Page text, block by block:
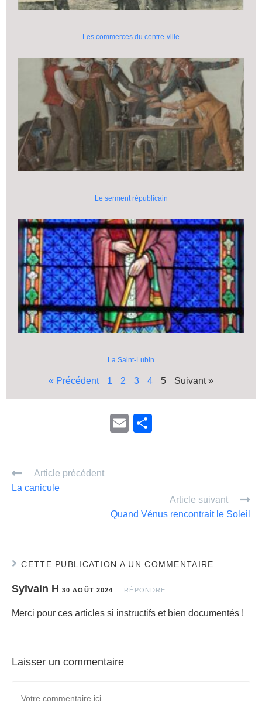
Les commerces du centre-ville
Le serment républicain
La Saint-Lubin
« Précédent 1 2 3 4 5 Suivant »
E
er
Article précédent
La canicule
Article suivant
Quand Vénus rencontrait le Soleil
CETTE PUBLICATION A UN COMMENTAIRE
Sylvain H 30 AOÛT 2024 RÉPONDRE
Merci pour ces articles si instructifs et bien documentés !
Laisser un commentaire